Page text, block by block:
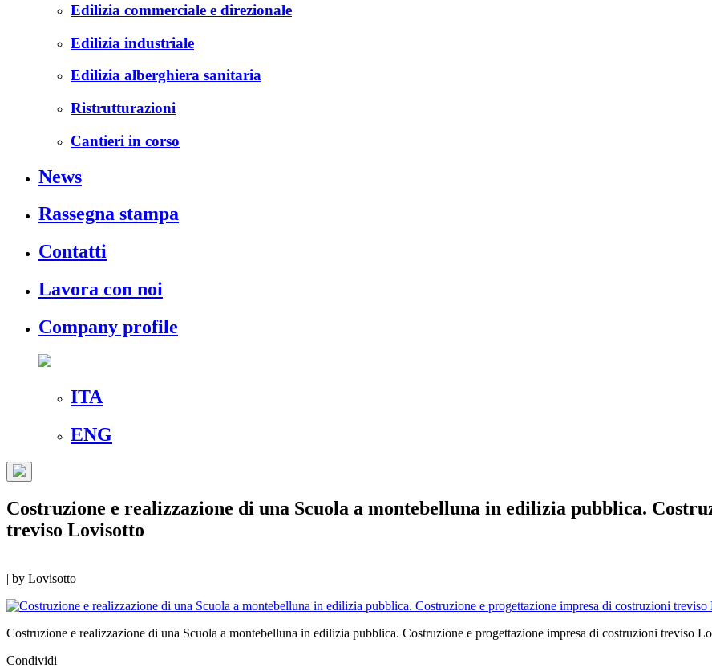
Edilizia commerciale e direzionale
Edilizia industriale
Edilizia alberghiera sanitaria
Ristrutturazioni
Cantieri in corso
News
Rassegna stampa
Contatti
Lavora con noi
Company profile
ITA
ENG
Costruzione e realizzazione di una Scuola a montebelluna in edilizia pubblica.
treviso Lovisotto
| by Lovisotto
Costruzione e realizzazione di una Scuola a montebelluna in edilizia pubblica. Costruzione e progettazione impresa di costruzioni treviso
Condividi